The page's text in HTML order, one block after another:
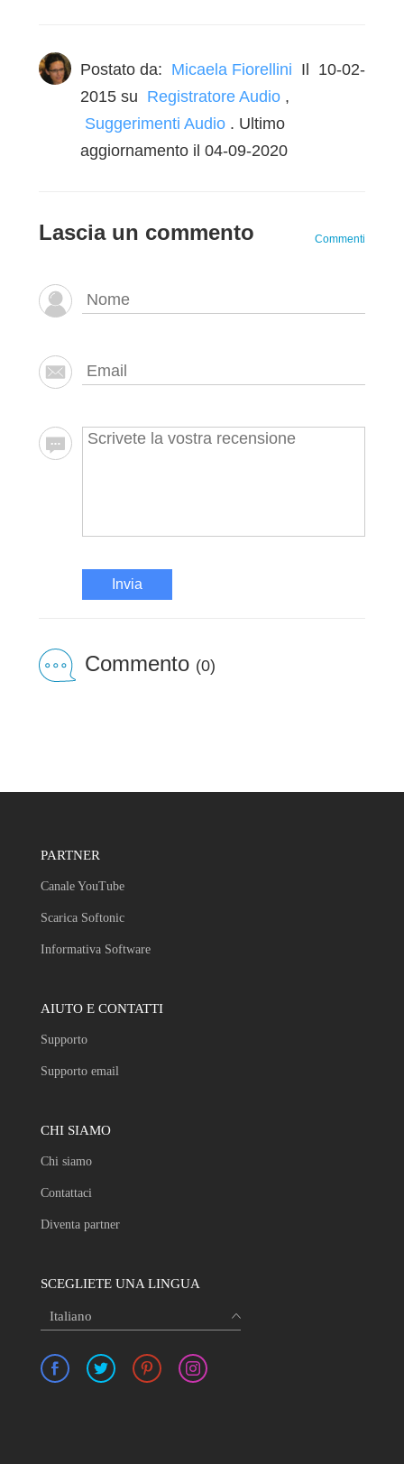
Postato da: Micaela Fiorellini Il
10-02-
2015su Registratore Audio ,
Suggerimenti Audio . Ultimo
aggiornamento il 04-09-2020
Lascia un commento Commenti
Invia
Commento (0)
PARTNER
Canale YouTube
Scarica Softonic
Informativa Software
AIUTO E CONTATTI
Supporto
Supporto email
CHI SIAMO
Chi siamo
Contattaci
Diventa partner
SCEGLIETE UNA LINGUA
Italiano